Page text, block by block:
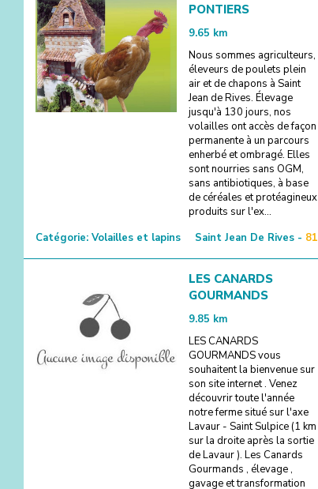
PONTIERS
9.65 km
Nous sommes agriculteurs,
éleveurs de poulets plein
air et de chapons à Saint
Jean de Rives. Élevage
jusqu'à 130 jours, nos
volailles ont accès de façon
permanente à un parcours
enherbé et ombragé. Elles
sont nourries sans OGM,
sans antibiotiques, à base
de céréales et protéagineux
produits sur l'ex...
Catégorie: Volailles et lapins Saint Jean De Rives - 81
LES CANARDS
GOURMANDS
9.85 km
LES CANARDS
GOURMANDS vous
souhaitent la bienvenue sur
son site internet . Venez
découvrir toute l'année
notre ferme situé sur l'axe
Lavaur - Saint Sulpice (1 km
sur la droite après la sortie
de Lavaur ). Les Canards
Gourmands , élevage ,
gavage et transformation